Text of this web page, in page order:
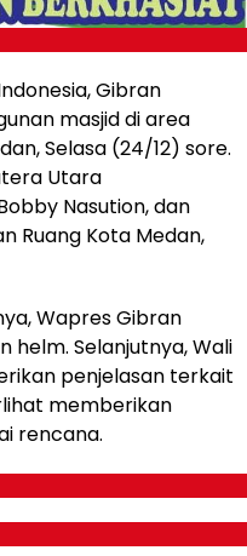
Gibran
masjid di area
Selasa (24/12) sore.
Utara
Nasution, dan
Ruang Kota Medan,
Wapres Gibran
Selanjutnya, Wali
penjelasan terkait
memberikan
rencana.